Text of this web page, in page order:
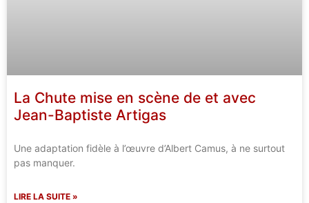
La Chute mise en scène de et avec
Jean-Baptiste Artigas
Une adaptation fidèle à l’œuvre d’Albert Camus, à ne surtout
pas manquer.
LIRE LA SUITE »